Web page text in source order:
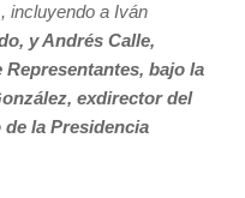
incluyendo a Iván
y Andrés Calle,
Representantes, bajo la
exdirector del
la Presidencia